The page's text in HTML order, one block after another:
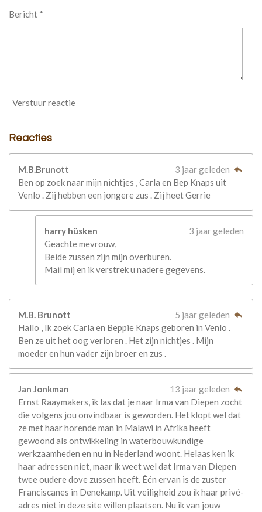
Bericht *
Verstuur reactie
Reacties
M.B.Brunott
3 jaar geleden
Ben op zoek naar mijn nichtjes , Carla en Bep Knaps uit
Venlo . Zij hebben een jongere zus . Zij heet Gerrie
harry hüsken
3 jaar geleden
Geachte mevrouw,
Beide zussen zijn mijn overburen.
Mail mij en ik verstrek u nadere gegevens.
M.B. Brunott
5 jaar geleden
Hallo , Ik zoek Carla en Beppie Knaps geboren in Venlo .
Ben ze uit het oog verloren . Het zijn nichtjes . Mijn
moeder en hun vader zijn broer en zus .
Jan Jonkman
13 jaar geleden
Ernst Raaymakers, ik las dat je naar Irma van Diepen zocht
die volgens jou onvindbaar is geworden. Het klopt wel dat
ze met haar horende man in Malawi in Afrika heeft
gewoond als ontwikkeling in waterbouwkundige
werkzaamheden en nu in Nederland woont. Helaas ken ik
haar adressen niet, maar ik weet wel dat Irma van Diepen
twee oudere dove zussen heeft. Één ervan is de zuster
Franciscanes in Denekamp. Uit veiligheid zou ik haar privé-
adres niet in deze site willen plaatsen. Nu ik van jouw